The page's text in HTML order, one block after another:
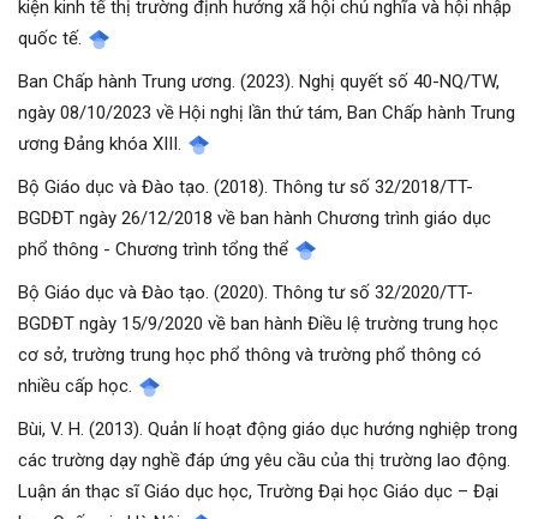
kiện kinh tế thị trường định hướng xã hội chủ nghĩa và hội nhập
quốc tế.
Ban Chấp hành Trung ương. (2023). Nghị quyết số 40-NQ/TW,
ngày 08/10/2023 về Hội nghị lần thứ tám, Ban Chấp hành Trung
ương Đảng khóa XIII.
Bộ Giáo dục và Đào tạo. (2018). Thông tư số 32/2018/TT-
BGDĐT ngày 26/12/2018 về ban hành Chương trình giáo dục
phổ thông - Chương trình tổng thể
Bộ Giáo dục và Đào tạo. (2020). Thông tư số 32/2020/TT-
BGDĐT ngày 15/9/2020 về ban hành Điều lệ trường trung học
cơ sở, trường trung học phổ thông và trường phổ thông có
nhiều cấp học.
Bùi, V. H. (2013). Quản lí hoạt động giáo dục hướng nghiệp trong
các trường dạy nghề đáp ứng yêu cầu của thị trường lao động.
Luận án thạc sĩ Giáo dục học, Trường Đại học Giáo dục – Đại